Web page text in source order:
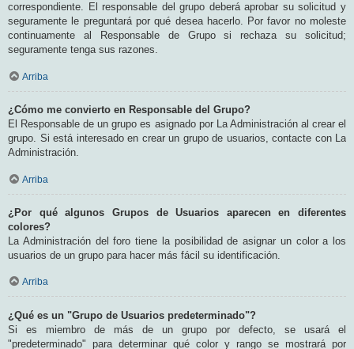
correspondiente. El responsable del grupo deberá aprobar su solicitud y
seguramente le preguntará por qué desea hacerlo. Por favor no moleste
continuamente al Responsable de Grupo si rechaza su solicitud;
seguramente tenga sus razones.
Arriba
¿Cómo me convierto en Responsable del Grupo?
El Responsable de un grupo es asignado por La Administración al crear el
grupo. Si está interesado en crear un grupo de usuarios, contacte con La
Administración.
Arriba
¿Por qué algunos Grupos de Usuarios aparecen en diferentes
colores?
La Administración del foro tiene la posibilidad de asignar un color a los
usuarios de un grupo para hacer más fácil su identificación.
Arriba
¿Qué es un "Grupo de Usuarios predeterminado"?
Si es miembro de más de un grupo por defecto, se usará el
"predeterminado" para determinar qué color y rango se mostrará por